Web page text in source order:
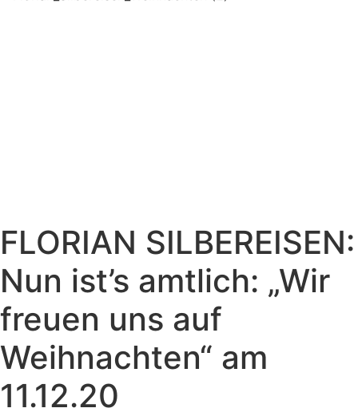
FLORIAN SILBEREISEN:
Nun ist’s amtlich: „Wir
freuen uns auf
Weihnachten“ am
11.12.20